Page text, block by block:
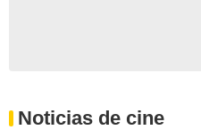
Noticias de cine